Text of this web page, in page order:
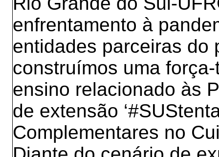
enfrentamento à
entidades parceiras do
construímos uma
ensino relacionado às
de extensão
Complementares no